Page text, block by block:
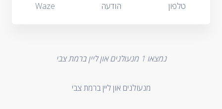
טלפון הודעה Waze
נמצאו 1 מנעולנים און ליין ברמת צבי
מנעולנים און ליין ברמת צבי